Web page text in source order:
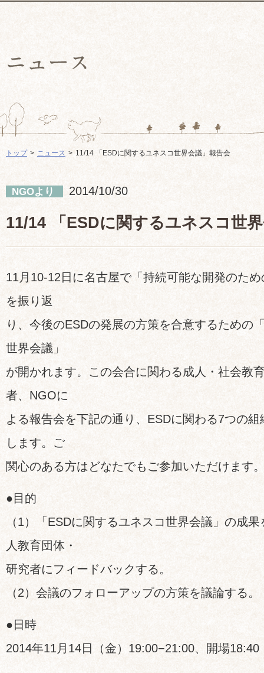
トップ ニュース 11/14 「ESDに関するユネスコ世界会議」報告会
NGOより 2014/10/30
11/14 「ESDに関するユネスコ世
11月10-12日に名古屋で「持続可能な開発のた
を振り返
り、今後のESDの発展の方策を合意するための
世界会議」
が開かれます。この会合に関わる成人・社会教
者、NGOに
よる報告会を下記の通り、ESDに関わる7つの
します。ご
関心のある方はどなたでもご参加いただけます
●目的
（1）「ESDに関するユネスコ世界会議」の成
人教育団体・
研究者にフィードバックする。
（2）会議のフォローアップの方策を議論する。
●日時
2014年11月14日（金）19:00−21:00、開場18:40